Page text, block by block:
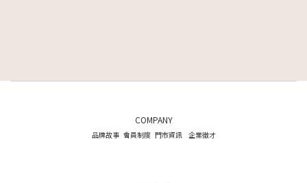
COMPANY
品牌故事 會員制度 門市資訊 企業徵才